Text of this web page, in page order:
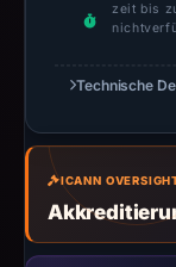
zeit bis
Technische
ICANN